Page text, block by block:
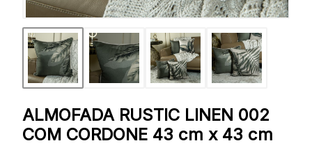
ALMOFADA RUSTIC LINEN 002
COM CORDONE 43 cm x 43 cm